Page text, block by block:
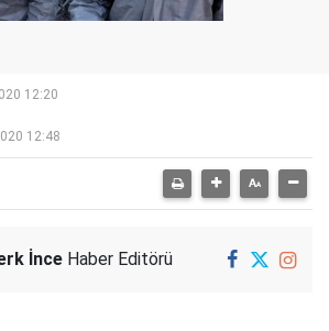
12:20
12:48
İnce Haber Editörü